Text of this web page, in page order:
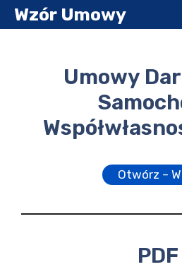
Przejdź
do
Wzór Umowy
Umowy
Otwórz –
PDF